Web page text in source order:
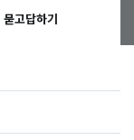
묻고답하기